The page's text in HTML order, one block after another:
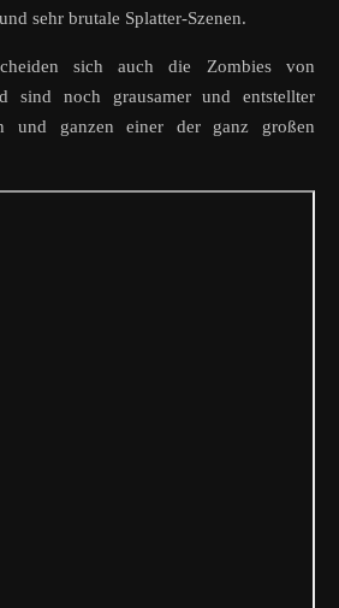
sehr brutale Splatter-Szenen.
sich auch die Zombies von
sind noch grausamer und entstellter
und ganzen einer der ganz großen